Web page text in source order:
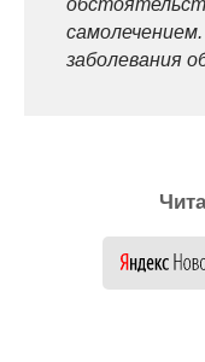
заболевания